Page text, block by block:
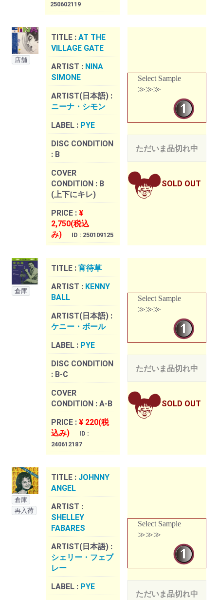
250602119
店舗
TITLE : AT THE
VILLAGE GATE
ARTIST : NINA
SIMONE
ARTIST(日本語) :
ニーナ・シモン
LABEL : PYE
DISC CONDITION
: B
COVER
CONDITION : B
(上下にキレ)
PRICE : ¥
2,750(税込
み)
ID : 250109125
Select Sample
≫≫≫
ただいま品切れ中
SOLD OUT
倉庫
TITLE : 宵待草
ARTIST : KENNY
BALL
ARTIST(日本語) :
ケニー・ボール
LABEL : PYE
DISC CONDITION
: B-C
COVER
CONDITION : A-B
PRICE : ¥ 220(税
込み)
ID :
240612187
Select Sample
≫≫≫
ただいま品切れ中
SOLD OUT
倉庫
再入荷
TITLE : JOHNNY
ANGEL
ARTIST :
SHELLEY
FABARES
ARTIST(日本語) :
シェリー・フェブ
レー
LABEL : PYE
Select Sample
≫≫≫
ただいま品切れ中